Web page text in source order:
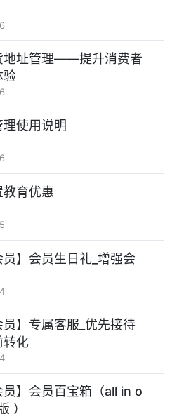
地址管理——提升消费者
验
使用说明
育优惠
员】会员生日礼_增强会
员】专属客服_优先接待
转化
员】会员百宝箱（all in o
）